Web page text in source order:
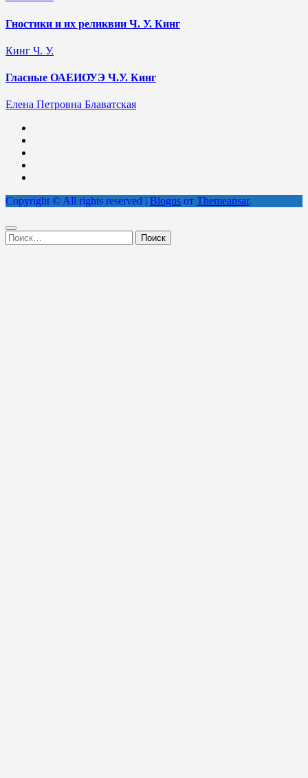
Гностики и их реликвии Ч. У. Кинг
Кинг Ч. У.
Гласные ОАЕИО̄УЭ Ч.У. Кинг
Елена Петровна Блаватская
Copyright © All rights reserved | Blogus от Themeansar.
Найти: